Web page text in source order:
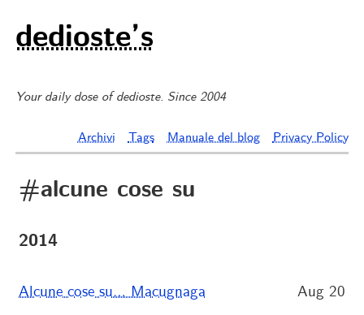
dedioste’s
Your daily dose of dedioste. Since 2004
Archivi Tags Manuale del blog Privacy Policy
#alcune cose su
2014
Alcune cose su… Macugnaga Aug 20